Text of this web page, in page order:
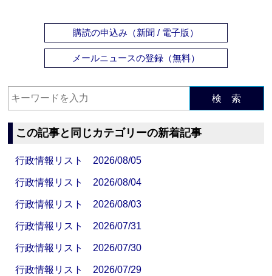
購読の申込み（新聞 / 電子版）
メールニュースの登録（無料）
検 索
この記事と同じカテゴリーの新着記事
行政情報リスト 2026/08/05
行政情報リスト 2026/08/04
行政情報リスト 2026/08/03
行政情報リスト 2026/07/31
行政情報リスト 2026/07/30
行政情報リスト 2026/07/29